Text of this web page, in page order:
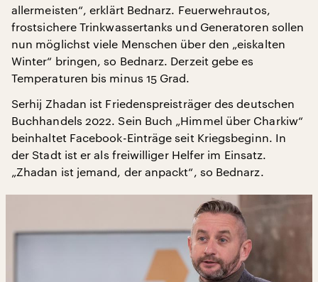
allermeisten“, erklärt Bednarz. Feuerwehrautos,
frostsichere Trinkwassertanks und Generatoren sollen
nun möglichst viele Menschen über den „eiskalten
Winter“ bringen, so Bednarz. Derzeit gebe es
Temperaturen bis minus 15 Grad.
Serhij Zhadan ist Friedenspreisträger des deutschen
Buchhandels 2022. Sein Buch „Himmel über Charkiw“
beinhaltet Facebook-Einträge seit Kriegsbeginn. In
der Stadt ist er als freiwilliger Helfer im Einsatz.
„Zhadan ist jemand, der anpackt“, so Bednarz.